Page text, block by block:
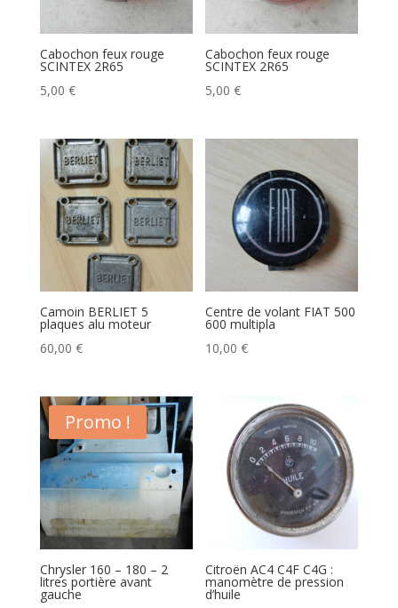
Cabochon feux rouge
SCINTEX 2R65
5,00 €
Cabochon feux rouge
SCINTEX 2R65
5,00€
Camoin BERLIET 5
plaques alu moteur
60,00 €
Centre de volant FIAT 500
600 multipla
10,00€
Promo !
Chrysler 160 – 180 – 2
litres portière avant
gauche
Citroën AC4 C4F C4G :
manomètre de pression
d’huile